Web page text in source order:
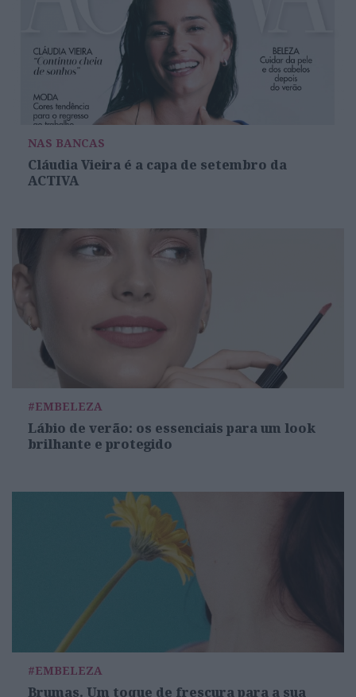
NAS BANCAS
Cláudia Vieira é a capa de setembro da
ACTIVA
#EMBELEZA
Lábio de verão: os essenciais para um look
brilhante e protegido
#EMBELEZA
Brumas. Um toque de frescura para a sua